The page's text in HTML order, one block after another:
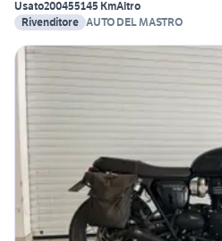
Usato200455145 KmAltro
Rivenditore AUTO DEL MASTRO